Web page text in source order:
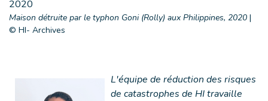
Maison détruite par le typhon Goni (Rolly) aux Philippines, 2020 |
© HI- Archives
L'équipe de réduction des risques
de catastrophes de HI travaille